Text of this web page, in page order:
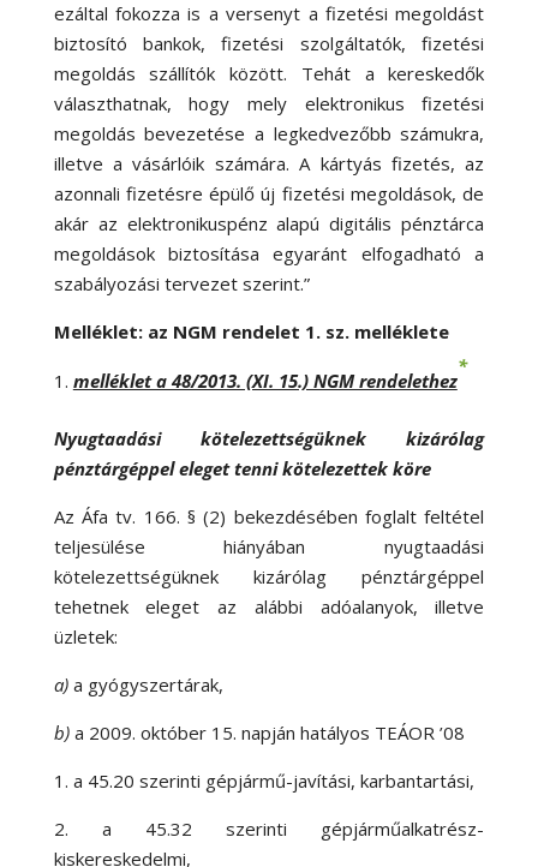
ezáltal fokozza is a versenyt a fizetési megoldást
biztosító bankok, fizetési szolgáltatók, fizetési
megoldás szállítók között. Tehát a kereskedők
választhatnak, hogy mely elektronikus fizetési
megoldás bevezetése a legkedvezőbb számukra,
illetve a vásárlóik számára. A kártyás fizetés, az
azonnali fizetésre épülő új fizetési megoldások, de
akár az elektronikuspénz alapú digitális pénztárca
megoldások biztosítása egyaránt elfogadható a
szabályozási tervezet szerint.”
Melléklet: az NGM rendelet 1. sz. melléklete
melléklet a 48/2013. (XI. 15.) NGM rendelethez
*
Nyugtaadási kötelezettségüknek kizárólag
pénztárgéppel eleget tenni kötelezettek köre
Az Áfa tv. 166. § (2) bekezdésében foglalt feltétel
teljesülése hiányában nyugtaadási
kötelezettségüknek kizárólag pénztárgéppel
tehetnek eleget az alábbi adóalanyok, illetve
üzletek:
a) a gyógyszertárak,
b) a 2009. október 15. napján hatályos TEÁOR ’08
1. a 45.20 szerinti gépjármű-javítási, karbantartási,
2. a 45.32 szerinti gépjárműalkatrész-
kiskereskedelmi,